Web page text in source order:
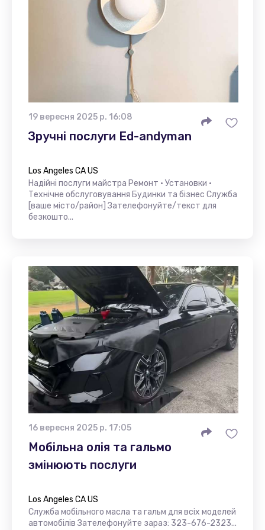
19 вересня 2025 р. 16:08
Зручні послуги Ed-andyman
Los Angeles CA US
Надійні послуги майстра Ремонт • Установки •
Технічне обслуговування Будинки та бізнес Служба
[ваше місто/район] Зателефонуйте/текст для
безкошто...
16 вересня 2025 р. 17:05
Мобільна олія та гальмо
змінюють послуги
Los Angeles CA US
Служба мобільного масла та гальм для всіх моделей
автомобілів Зателефонуйте зараз: 323-676-2323...